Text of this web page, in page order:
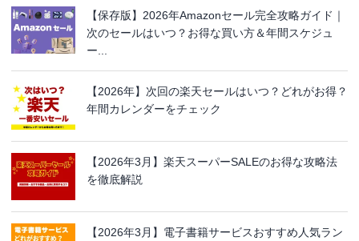
【保存版】2026年Amazonセール完全攻略ガイド｜
次のセールはいつ？お得な買い方＆年間スケジュ
ー...
【2026年】次回の楽天セールはいつ？どれがお得？
年間カレンダーをチェック
【2026年3月】楽天スーパーSALEのお得な攻略法
を徹底解説
【2026年3月】電子書籍サービスおすすめ人気ラン